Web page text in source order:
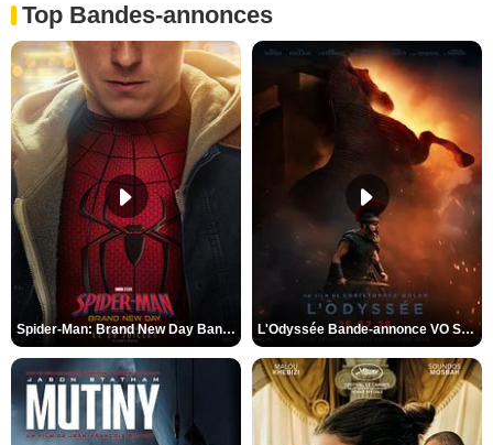
Top Bandes-annonces
Spider-Man: Brand New Day Bande-annonce VO STFR L'Odyssée Bande-annonce VO STFR